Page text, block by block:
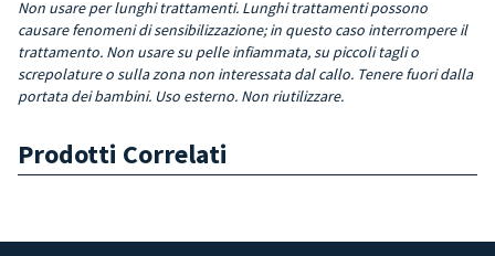
Non usare per lunghi trattamenti. Lunghi trattamenti possono
causare fenomeni di sensibilizzazione; in questo caso interrompere il
trattamento. Non usare su pelle infiammata, su piccoli tagli o
screpolature o sulla zona non interessata dal callo. Tenere fuori dalla
portata dei bambini. Uso esterno. Non riutilizzare.
Prodotti Correlati